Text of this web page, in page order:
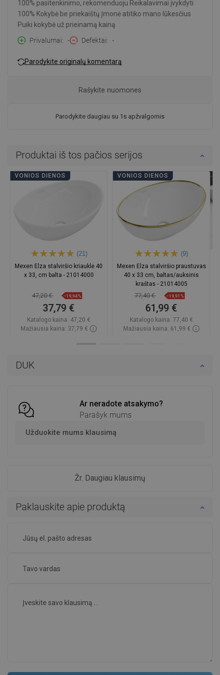
DUK
Ar neradote atsakymo?
Parašyk mums
Užduokite mums klausimą
Žr. Daugiau klausimų
100% pasitenkinimo, rekomenduoju Reikalavimai įvykdyti
100% Kokybė be priekaištų Įmonė atitiko mano lūkesčius
Puiki kokybė už prieinamą kainą
Privalumai
- Defektai -
Parodykite originalų komentarą
Parodykite daugiau su 1s apžvalgomis
Rašykite nuomones
Paklauskite apie produktą
Produktai iš tos pačios serijos
VONIOS DIENOS
(21)
Mexen Elza stalviršio kriauklė 40
x 33, cm balta - 21014000
47,20 € −19,94%
37,79 €
Katalogo kaina: 47,20 €
Mažiausia kaina: 37,79 €
VONIOS DIENOS
(9)
Mexen Elza stalviršio praustuvas
40 x 33 cm, baltas/auksinis
kraštas - 21014005
77,40 € −19,91%
61,99 €
Katalogo kaina: 77,40 €
Mažiausia kaina: 61,99 €